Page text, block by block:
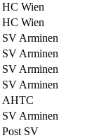
HC Wien
HC Wien
SV Arminen
SV Arminen
SV Arminen
SV Arminen
AHTC
SV Arminen
Post SV